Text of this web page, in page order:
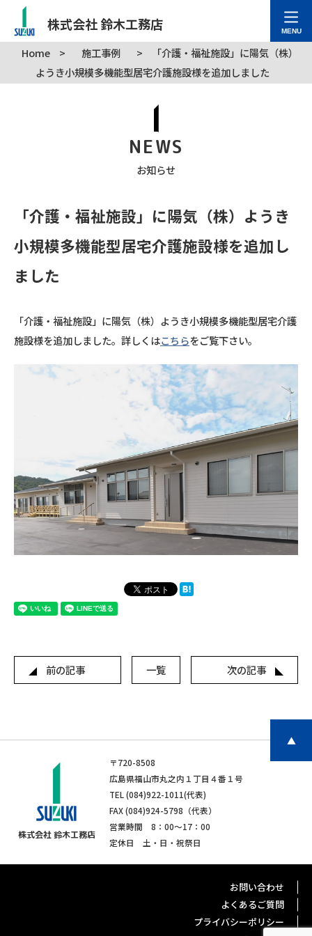
株式会社 鈴木工務店 MENU
Home > 施工事例 >
「介護・福祉施設」に陽気（株）
ようき小規模多機能型居宅介護施設様を追加しました
NEWS
お知らせ
「介護・福祉施設」に陽気（株）ようき
小規模多機能型居宅介護施設様を追加し
ました
「介護・福祉施設」に陽気（株）ようき小規模多機能型居宅介護
施設様を追加しました。詳しくはこちらをご覧下さい。
前の記事 一覧 次の記事
▲
株式会社 鈴木工務店
〒720-8508
広島県福山市丸之内１丁目４番１号
TEL (084)922-1011(代表)
FAX (084)924-5798（代表）
営業時間 8：00〜17：00
定休日 土・日・祝祭日
お問い合わせ
よくあるご質問
プライバシーポリシー